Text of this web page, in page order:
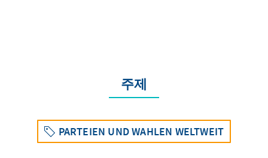
주제
PARTEIEN UND WAHLEN WELTWEIT